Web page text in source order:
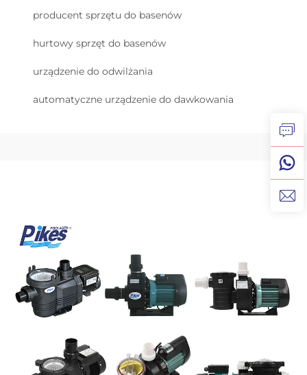
producent sprzętu do basenów
hurtowy sprzęt do basenów
urządzenie do odwilżania
automatyczne urządzenie do dawkowania